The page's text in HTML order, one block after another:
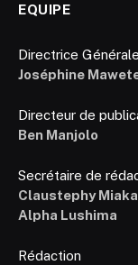
EQUIPE
Directrice Générale
Joséphine
Directeur de
Ben Manjolo
Secrétaire de
Claustephy
Alpha Lushima
Rédaction